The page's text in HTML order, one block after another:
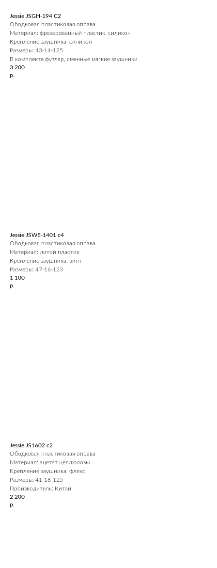
Jessie JSGH-194 C2
Ободковая пластиковая оправа
Материал: фрезерованный пластик, силикон
Крепление заушника: силикон
Размеры: 43-14-125
В комплекте футляр, сменные мягкие заушники
3 200
р.
Jessie JSWE-1401 c4
Ободковая пластиковая оправа
Материал: литой пластик
Крепление заушника: винт
Размеры: 47-16-123
1 100
р.
Jessie JS1602 c2
Ободковая пластиковая оправа
Материал: ацетат целлюлозы
Крепление заушника: флекс
Размеры: 41-18-125
Производитель: Китай
2 200
р.